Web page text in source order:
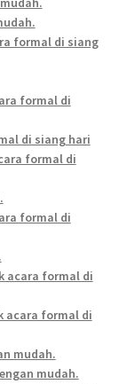
formal di siang
formal di
di siang hari
formal di
formal di
acara formal di
acara formal di
mudah.
mudah.